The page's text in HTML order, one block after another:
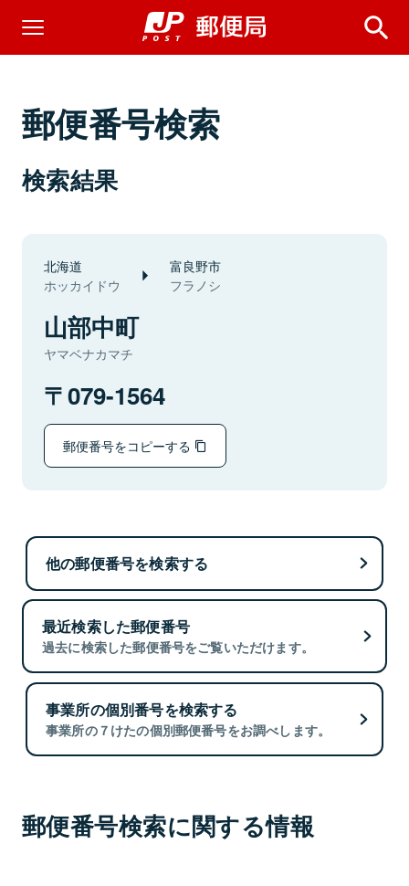
郵便番号検索
検索結果
北海道
ホッカイドウ
富良野市
フラノシ
山部中町
ヤマベナカマチ
079-1564
郵便番号をコピーする
他の郵便番号を検索する
最近検索した郵便番号
過去に検索した郵便番号をご覧いただけます。
事業所の個別番号を検索する
事業所の７けたの個別郵便番号をお調べします。
郵便番号検索に関する情報